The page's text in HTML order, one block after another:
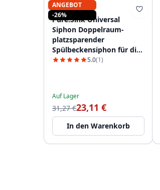
ANGEBOT
-26%
PURE.SINK
Pure.Sink Universal
Siphon Doppelraum-
platzsparender
Spülbeckensiphon für die
Küche mit 2
5.0(1)
Auf Lager
31,27 €23,11 €
In den Warenkorb